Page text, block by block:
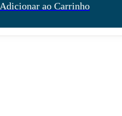
Adicionar ao Carrinho